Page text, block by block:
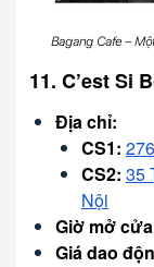
Bagang Cafe –
11. C’est Si
Địa chỉ:
CS1:
CS2: 35
Nội
Giờ mở
Giá dao